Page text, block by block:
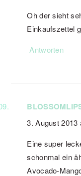
Oh der sieht
Einkaufszettel
Antworten
3. August 2013
Eine super
schonmal ein
Avocado-